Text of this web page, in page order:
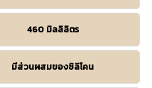
460 มิลลิลิตร
มีส่วนผสมของซิลิโคน